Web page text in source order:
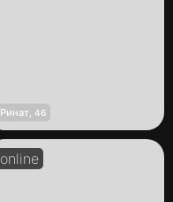
Ринат, 46